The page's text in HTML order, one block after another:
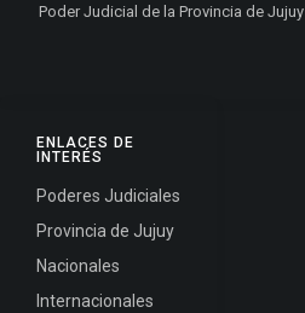
ENLACES DE
INTERÉS
Poderes Judiciales
Provincia de Jujuy
Nacionales
Internacionales
Poder Judicial de la Provincia de Jujuy